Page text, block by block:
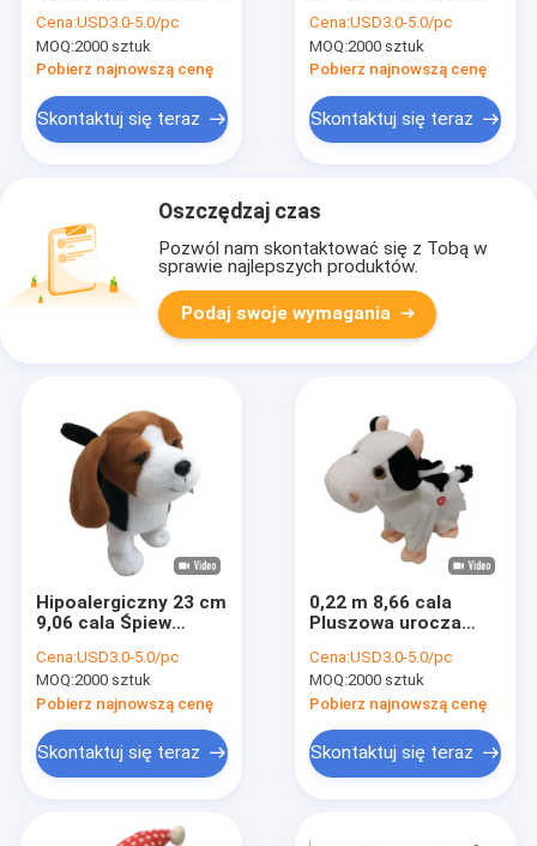
Mikołaj Miękka
zabawka renifer
Cena:USD3.0-5.0/pc
MOQ:2000 sztuk
Pobierz najnowszą cenę
Skontaktuj się teraz
Zabawka muzyczna
Świąteczny łoś
Wypchane zwierzę
Cena:USD3.0-5.0/pc
MOQ:2000 sztuk
Pobierz najnowszą cenę
Skontaktuj się teraz
Oszczędzaj czas
Pozwól nam skontaktować się z Tobą w
sprawie najlepszych produktów.
Podaj swoje wymagania
Hipoalergiczny 23 cm
9,06 cala Śpiew
Chodzenie
Potrząsająca głową
Zabawka dla psa
Cena:USD3.0-5.0/pc
MOQ:2000 sztuk
Pobierz najnowszą cenę
Skontaktuj się teraz
0,22 m 8,66 cala
Pluszowa urocza
zwierzę śpiewające
Funkcja tańca
Cena:USD3.0-5.0/pc
MOQ:2000 sztuk
Pobierz najnowszą cenę
Skontaktuj się teraz